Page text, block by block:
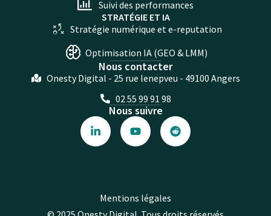
Suivi des performances
STRATÉGIE ET IA
Stratégie numérique et e-reputation
Optimisation IA (GEO & LMM)
Nous contacter
Onesty Digital - 25 rue lenepveu - 49100 Angers
02 55 99 91 98
Nous suivre
Mentions légales